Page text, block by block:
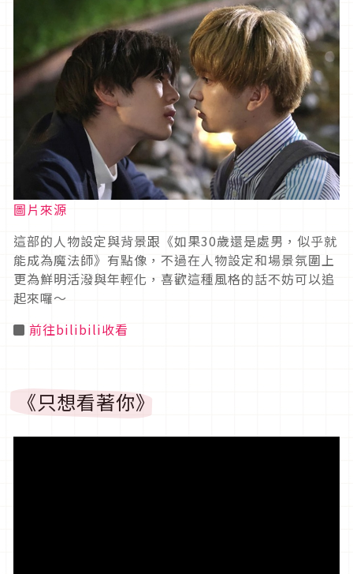
圖片來源
這部的人物設定與背景跟《如果30歲還是處男，似乎就
能成為魔法師》有點像，不過在人物設定和場景氛圍上
更為鮮明活潑與年輕化，喜歡這種風格的話不妨可以追
起來囉～
◼ 前往bilibili收看
《只想看著你》